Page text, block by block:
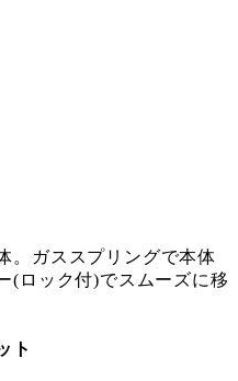
。ガススプリングで本体
(ロック付)でスムーズに移
ト